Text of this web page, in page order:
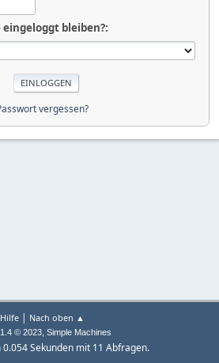
bleiben?:
vergessen?
Hilfe| Nach oben ▲
© 2023, Simple Machines
Sekunden mit 11 Abfragen.